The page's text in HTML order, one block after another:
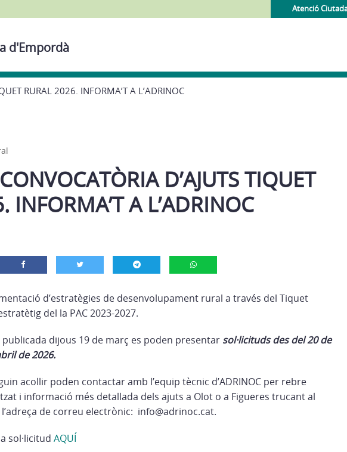
Atenció
d'Empordà
RURAL 2026. INFORMA’T A L’ADRINOC
D’AJUTS TIQUET
INFORMA’T A L’ADRINOC
d’estratègies de desenvolupament rural a través del Tiquet
del la PAC 2023-2027.
dijous 19 de març es poden presentar sol·licituds des del 20 de
de 2026.
acollir poden contactar amb l’equip tècnic d’ADRINOC per rebre
i informació més detallada dels ajuts a Olot o a Figueres trucant al
de correu electrònic: info@adrinoc.cat.
sol·licitud AQUÍ